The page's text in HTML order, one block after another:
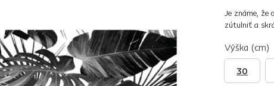
Je známe, že
zútulniť a
Výška (cm)
30